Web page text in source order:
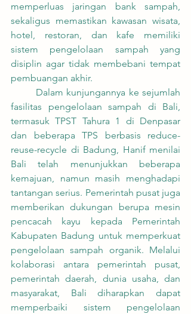
memperluas jaringan bank sampah,
sekaligus memastikan kawasan wisata,
hotel, restoran, dan kafe memiliki
sistem pengelolaan sampah yang
disiplin agar tidak membebani tempat
pembuangan akhir.
fasilitas pengelolaan sampah di Bali,
termasuk TPST Tahura 1 di Denpasar
dan beberapa TPS berbasis reduce-
reuse-recycle di Badung, Hanif menilai
Bali telah menunjukkan beberapa
kemajuan, namun masih menghadapi
tantangan serius. Pemerintah pusat juga
memberikan dukungan berupa mesin
pencacah kayu kepada Pemerintah
Kabupaten Badung untuk memperkuat
pengelolaan sampah organik. Melalui
kolaborasi antara pemerintah pusat,
pemerintah daerah, dunia usaha, dan
masyarakat, Bali diharapkan dapat
memperbaiki sistem pengelolaan